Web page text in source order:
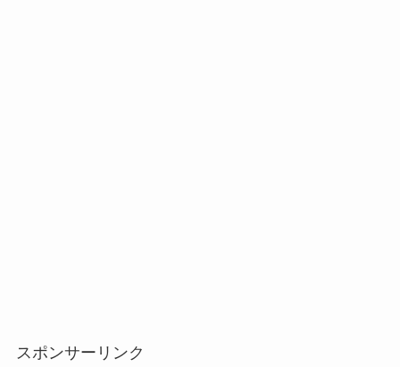
スポンサーリンク